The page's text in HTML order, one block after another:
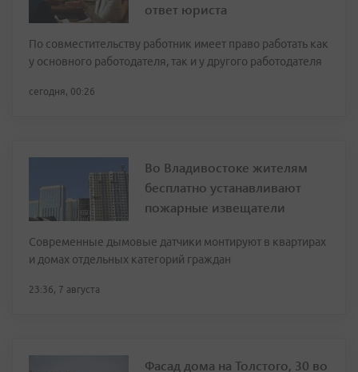
ответ юриста
По совместительству работник имеет право работать как
у основного работодателя, так и у другого работодателя
сегодня, 00:26
Во Владивостоке жителям
бесплатно устанавливают
пожарные извещатели
Современные дымовые датчики монтируют в квартирах
и домах отдельных категорий граждан
23:36, 7 августа
Фасад дома на Толстого, 30 во